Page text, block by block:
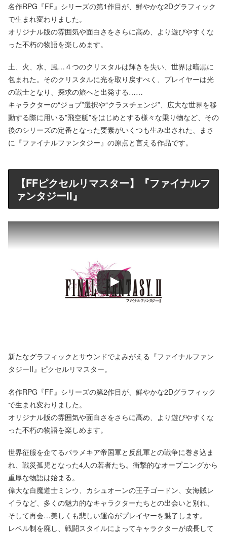
名作RPG『FF』シリーズの第1作目が、鮮やかな2Dグラフィック
で生まれ変わりました。
オリジナル版の雰囲気や面白さをさらに高め、より遊びやすくな
った不朽の物語を楽しめます。
土、火、水、風…４つのクリスタルは輝きを失い、世界は暗黒に
包まれた。そのクリスタルに光を取り戻すべく、プレイヤーは光
の戦士となり、探求の旅へと出発する……
キャラクターの“ジョブ”選択や“クラスチェンジ”、広大な世界を移
動する際に用いる”飛空艇”をはじめとする様々な乗り物など、その
後のシリーズの定番となった要素がいくつも生み出された、まさ
に『ファイナルファンタジー』の原点と言える作品です。
【FFピクセルリマスター】『ファイナルフ
ァンタジーII』
新たなグラフィックとサウンドでよみがえる『ファイナルファン
タジーII』ピクセルリマスター。
名作RPG『FF』シリーズの第2作目が、鮮やかな2Dグラフィック
で生まれ変わりました。
オリジナル版の雰囲気や面白さをさらに高め、より遊びやすくな
った不朽の物語を楽しめます。
世界征服を企てるパラメキア帝国軍と反乱軍との戦争に巻き込ま
れ、戦災孤児となった4人の若者たち。衝撃的なオープニングから
重厚な物語は始まる。
偉大な白魔道士ミンウ、カシュオーンの王子ゴードン、女海賊レ
イラなど、多くの魅力的なキャラクターたちとの出会いと別れ、
そして再会…美しくも悲しい運命がプレイヤーを魅了します。
レベル制を廃し、戦闘スタイルによってキャラクターが成長して